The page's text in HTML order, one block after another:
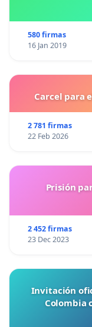
580 firmas
16 Jan 2019
Carcel para
2 781 firmas
22 Feb 2026
Prisión
2 452 firmas
23 Dec 2023
Invitación
Colombia